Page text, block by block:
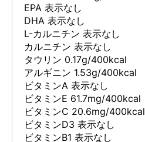
EPA 表示なし
DHA 表示なし
L-カルニチン 表示なし
カルニチン 表示なし
タウリン 0.17g/400kcal
アルギニン 1.53g/400kcal
ビタミンA 表示なし
ビタミンE 61.7mg/400kcal
ビタミンC 20.6mg/400kcal
ビタミンD3 表示なし
ビタミンB1 表示なし